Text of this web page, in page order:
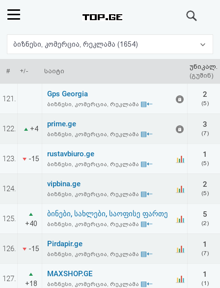
რეიტინგი
(მთავარი)
ფოსტა
პასუხი
ავტორიზაცია
რეგისტრაცია
პაროლის
აღდგენა
HTML
კოდი
ბიზნესი, კომერცია, რეკლამა (1654)
# +/- საიტი
უნიკალ.
(გუშინ)
121.
Gps Georgia
ბიზნესი, კომერცია, რეკლამა ▤⇠
2
(5)
122. +4
prime.ge
ბიზნესი, კომერცია, რეკლამა ▤⇠
3
(7)
123. -15
rustavbiuro.ge
ბიზნესი, კომერცია, რეკლამა ▤⇠
1
(5)
124.
vipbina.ge
ბიზნესი, კომერცია, რეკლამა ▤⇠
2
(5)
125.
+40
ბინები, სახლები, საოფისე ფართე
ბიზნესი, კომერცია, რეკლამა ▤⇠
5
(2)
126. -15
Pirdapir.ge
ბიზნესი, კომერცია, რეკლამა ▤⇠
1
(7)
127.
+18
MAXSHOP.GE
ბიზნესი, კომერცია, რეკლამა ▤⇠
1
(1)